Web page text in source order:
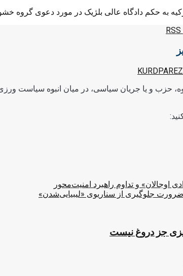
به حکم دادگاه عالی بلژیک در مورد دعوی
حزب و یا جریان سیاسی، در میان انبوه سیاست
اوجالان» و تداوم راهبرد امنیت‌محور
ضرورت جلوگیری از سناریوی «لیبیایی‌شدن»
جز دروغ نیست